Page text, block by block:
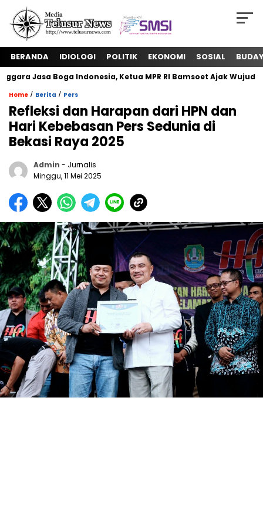
BERANDA IDIOLOGI POLITIK EKONOMI SOSIAL
Jasa Boga Indonesia, Ketua MPR RI Bamsoet Ajak Wujudkan
Home / Berita / Pers
Refleksi dan Harapan dari HPN dan
Hari Kebebasan Pers Sedunia di
Bekasi Raya 2025
Admin - Jurnalis
Minggu, 11 Mei 2025